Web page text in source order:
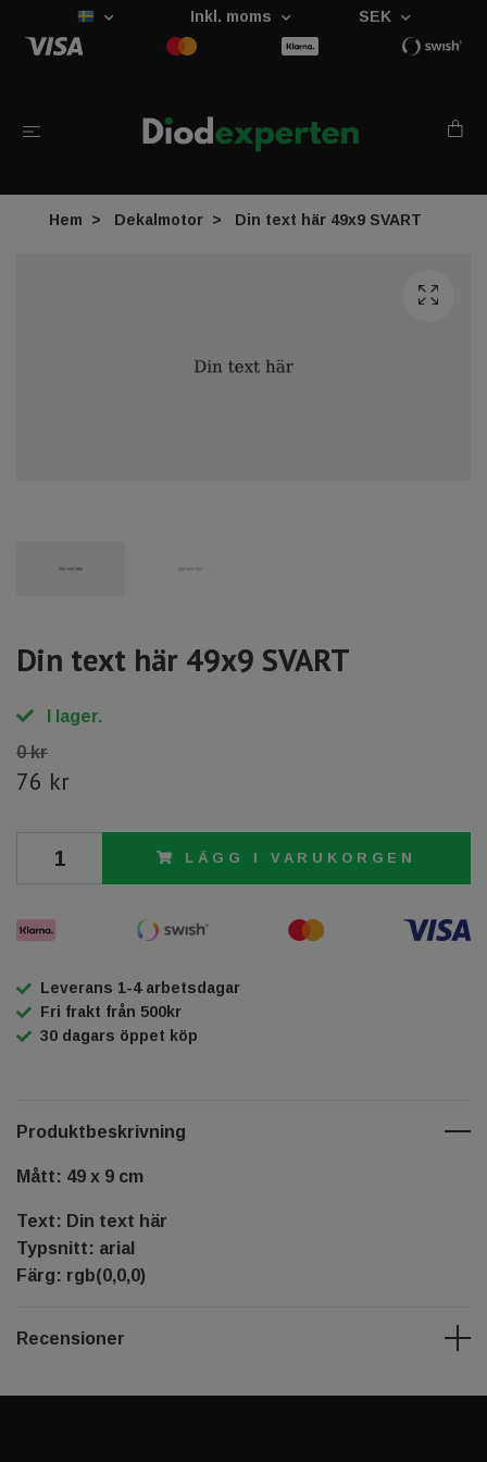
Inkl. moms SEK
Hem Dekalmotor Din text här 49x9 SVART
Din text här 49x9 SVART
I lager.
0 kr
76 kr
LÄGG I VARUKORGEN
Leverans 1-4 arbetsdagar
Fri frakt från 500kr
30 dagars öppet köp
Produktbeskrivning
Mått: 49 x 9 cm
Text: Din text här
Typsnitt: arial
Färg: rgb(0,0,0)
Recensioner